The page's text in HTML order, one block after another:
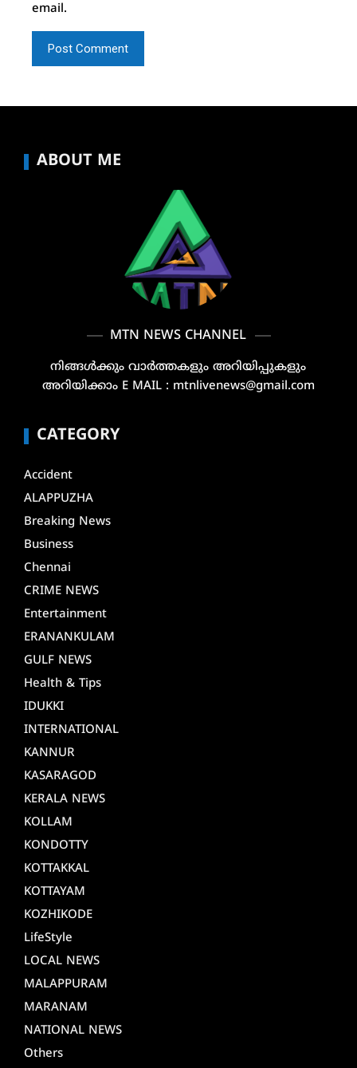
email.
ABOUT ME
MTN NEWS CHANNEL
നിങ്ങൾക്കും വാർത്തകളും അറിയിപ്പുകളും
അറിയിക്കാം E MAIL : mtnlivenews@gmail.com
CATEGORY
Accident
ALAPPUZHA
Breaking News
Business
Chennai
CRIME NEWS
Entertainment
ERANANKULAM
GULF NEWS
Health & Tips
IDUKKI
INTERNATIONAL
KANNUR
KASARAGOD
KERALA NEWS
KOLLAM
KONDOTTY
KOTTAKKAL
KOTTAYAM
KOZHIKODE
LifeStyle
LOCAL NEWS
MALAPPURAM
MARANAM
NATIONAL NEWS
Others